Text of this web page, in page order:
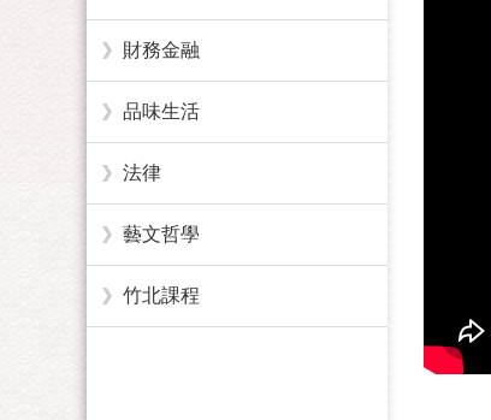
財務金融
品味生活
法律
藝文哲學
竹北課程